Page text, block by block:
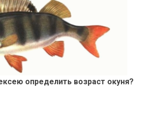
определить возраст окуня?